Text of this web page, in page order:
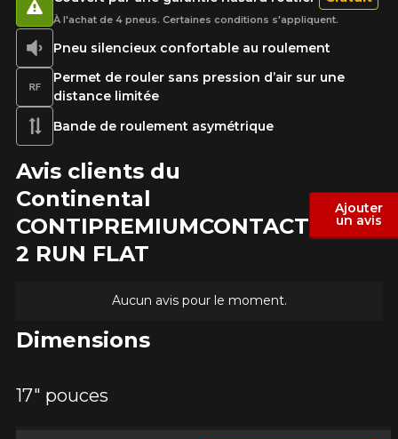
Pneu silencieux confortable au roulement
Permet de rouler sans pression d’air sur une
distance limitée
Bande de roulement asymétrique
À l'achat de 4 pneus. Certaines conditions s'appliquent.
Avis clients du
Continental
CONTIPREMIUMCONTACT
2 RUN FLAT
Ajouter
un avis
Aucun avis pour le moment.
Dimensions
17" pouces